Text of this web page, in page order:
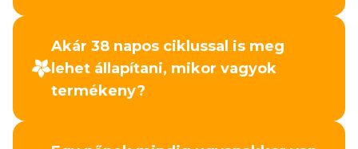
Akár 38 napos ciklussal is meg
lehet állapítani, mikor vagyok
termékeny?